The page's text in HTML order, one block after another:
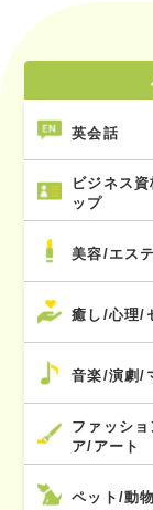
英会話
ビジネス
ップ
美容/エス
癒し/心理/
音楽/演劇/
ファッシ
ア/アート
ペット/動物